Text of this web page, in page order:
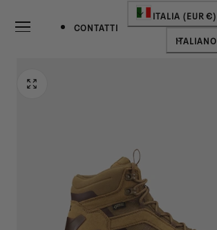
CONTATTI
Paese/regione
ITALIA (EUR €)
Lingua
ITALIANO